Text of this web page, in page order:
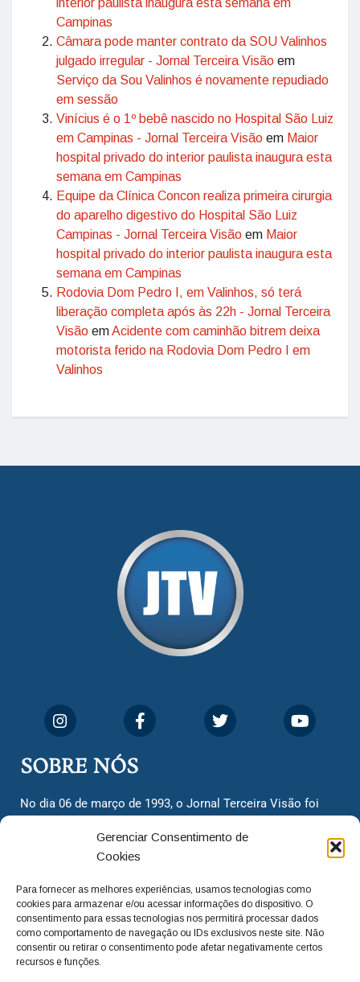
Gerenciar Consentimento de
Cookies
Para fornecer as melhores experiências, usamos tecnologias como
cookies para armazenar e/ou acessar informações do dispositivo. O
consentimento para essas tecnologias nos permitirá processar dados
como comportamento de navegação ou IDs exclusivos neste site. Não
consentir ou retirar o consentimento pode afetar negativamente certos
recursos e funções.
interior paulista inaugura esta semana em
Campinas
Câmara pode manter contrato da SOU Valinhos
julgado irregular - Jornal Terceira Visão em
Serviço da Sou Valinhos é novamente repudiado
em sessão
Vinícius é o 1º bebê nascido no Hospital São Luiz
em Campinas - Jornal Terceira Visão em Maior
hospital privado do interior paulista inaugura esta
semana em Campinas
Equipe da Clínica Concon realiza primeira cirurgia
do aparelho digestivo do Hospital São Luiz
Campinas - Jornal Terceira Visão em Maior
hospital privado do interior paulista inaugura esta
semana em Campinas
Rodovia Dom Pedro I, em Valinhos, só terá
liberação completa após às 22h - Jornal Terceira
Visão emAcidente com caminhão bitrem deixa
motorista ferido na Rodovia Dom Pedro I em
Valinhos
SOBRE NÓS
No dia 06 de março de 1993, o Jornal Terceira Visão foi
cidadãos valinhenses, já que naquela época só existiam
dois jornais. Há mais de 30 anos, o jornal continua
com o foco de trazer as melhores notícias. Nunca
deixamos de lado as necessidades do cidadão, sempre
questionando os órgãos públicos em busca de melhorias
para a cidade e sempre cobrando resoluções para casos